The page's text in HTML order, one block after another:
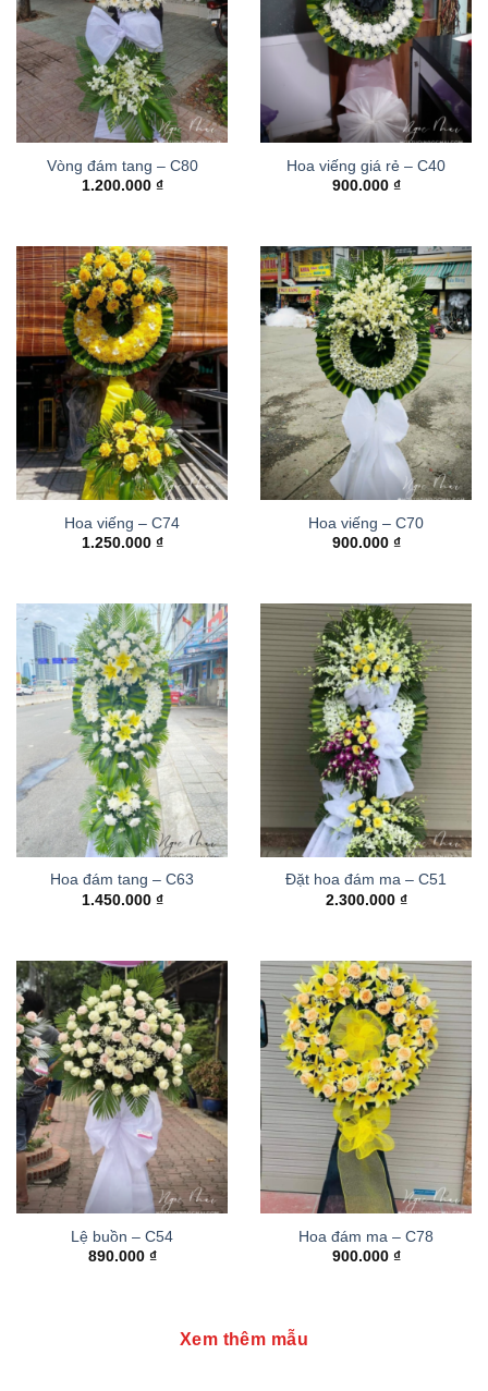
Vòng đám tang – C80
1.200.000 ₫
Hoa viếng giá rẻ – C40
900.000 ₫
Hoa viếng – C74
1.250.000 ₫
Hoa viếng – C70
900.000 ₫
Hoa đám tang – C63
1.450.000 ₫
Đặt hoa đám ma – C51
2.300.000 ₫
Lệ buồn – C54
890.000 ₫
Hoa đám ma – C78
900.000 ₫
Xem thêm mẫu